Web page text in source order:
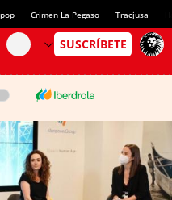
Crimen La Pegaso Tracjusa